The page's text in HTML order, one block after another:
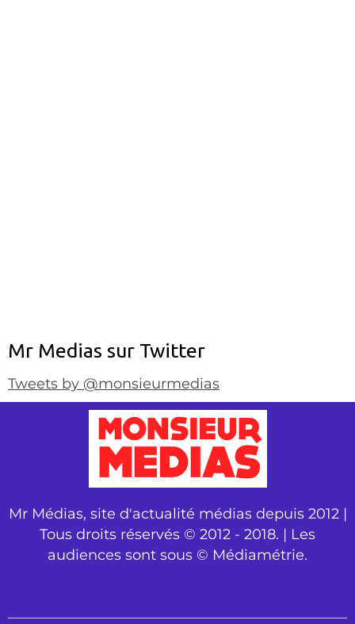
Mr Medias sur Twitter
Tweets by @monsieurmedias
Mr Médias, site d'actualité médias depuis 2012 |
Tous droits réservés © 2012 - 2018. | Les
audiences sont sous © Médiamétrie.